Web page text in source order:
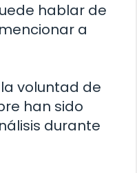
hablar de
a
voluntad de
han sido
durante